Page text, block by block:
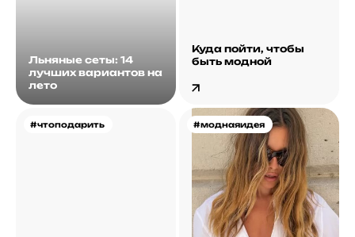
Льняные сеты: 14
лучших вариантов на
лето
Куда пойти, чтобы
быть модной
#чтоподарить #моднаяидея